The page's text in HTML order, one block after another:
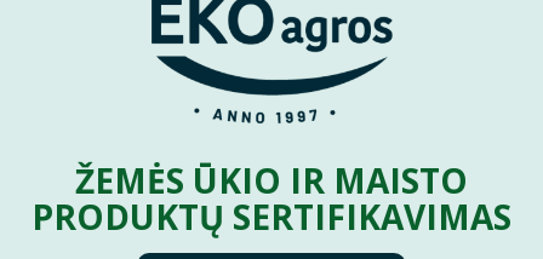
ŽEMĖS ŪKIO IR MAISTO
PRODUKTŲ SERTIFIKAVIMAS